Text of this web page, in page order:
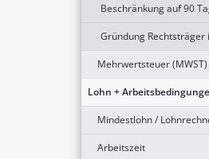
Beschränkung auf 90
Gründung Rechtsträger
Mehrwertsteuer (MWST)
Lohn +
Mindestlohn /
Arbeitszeit